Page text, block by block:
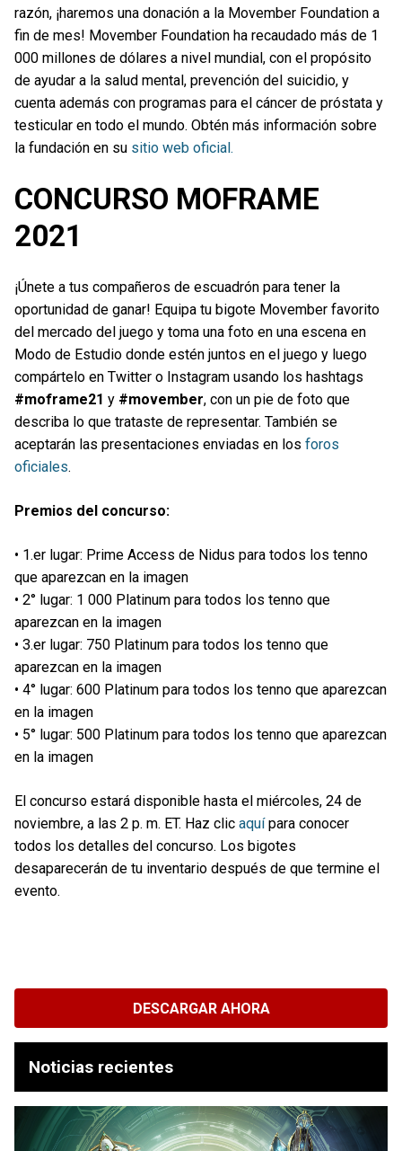
razón, ¡haremos una donación a la Movember Foundation a
fin de mes! Movember Foundation ha recaudado más de 1
000 millones de dólares a nivel mundial, con el propósito
de ayudar a la salud mental, prevención del suicidio, y
cuenta además con programas para el cáncer de próstata y
testicular en todo el mundo. Obtén más información sobre
la fundación en su sitio web oficial.
CONCURSO MOFRAME
2021
¡Únete a tus compañeros de escuadrón para tener la
oportunidad de ganar! Equipa tu bigote Movember favorito
del mercado del juego y toma una foto en una escena en
Modo de Estudio donde estén juntos en el juego y luego
compártelo en Twitter o Instagram usando los hashtags
#moframe21 y #movember, con un pie de foto que
describa lo que trataste de representar. También se
aceptarán las presentaciones enviadas en los foros
oficiales.
Premios del concurso:
• 1.er lugar: Prime Access de Nidus para todos los tenno
que aparezcan en la imagen
• 2° lugar: 1 000 Platinum para todos los tenno que
aparezcan en la imagen
• 3.er lugar: 750 Platinum para todos los tenno que
aparezcan en la imagen
• 4° lugar: 600 Platinum para todos los tenno que aparezcan
en la imagen
• 5° lugar: 500 Platinum para todos los tenno que aparezcan
en la imagen
El concurso estará disponible hasta el miércoles, 24 de
noviembre, a las 2 p. m. ET. Haz clic aquípara conocer
todos los detalles del concurso. Los bigotes
desaparecerán de tu inventario después de que termine el
evento.
DESCARGAR AHORA
Noticias recientes